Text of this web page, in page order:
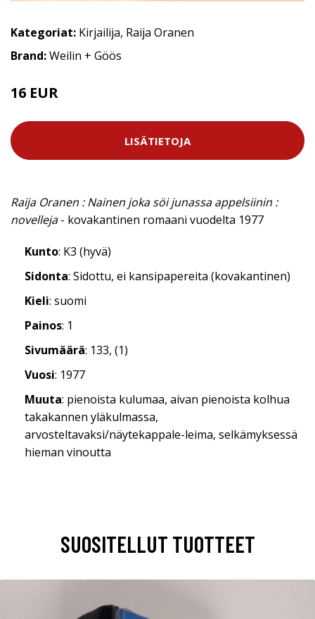
Kategoriat: Kirjailija, Raija Oranen
Brand:Weilin + Göös
16 EUR
LISÄTIETOJA
Raija Oranen : Nainen joka söi junassa appelsiinin :
novelleja- kovakantinen romaani vuodelta 1977
Kunto: K3 (hyvä)
Sidonta: Sidottu, ei kansipapereita (kovakantinen)
Kieli: suomi
Painos: 1
Sivumäärä: 133, (1)
Vuosi: 1977
Muuta: pienoista kulumaa, aivan pienoista kolhua
takakannen yläkulmassa,
arvosteltavaksi/näytekappale-leima, selkämyksessä
hieman vinoutta
SUOSITELLUT TUOTTEET